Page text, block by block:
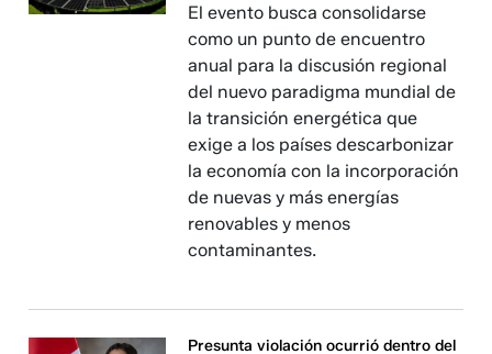
El evento busca consolidarse
como un punto de encuentro
anual para la discusión regional
del nuevo paradigma mundial de
la transición energética que
exige a los países descarbonizar
la economía con la incorporación
de nuevas y más energías
renovables y menos
contaminantes.
Presunta violación ocurrió dentro del